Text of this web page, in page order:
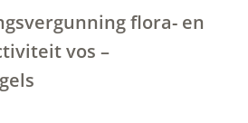
flora- en
vos –